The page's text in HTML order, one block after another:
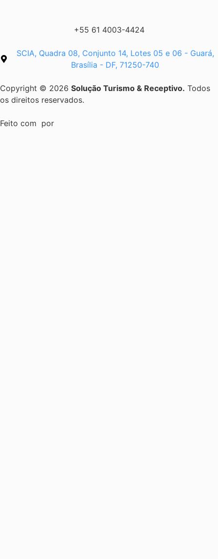
+55 61 4003-4424
SCIA, Quadra 08, Conjunto 14, Lotes 05 e 06 - Guará,
Brasília - DF, 71250-740
Copyright © 2026 Solução Turismo & Receptivo. Todos
os direitos reservados.
Feito com por